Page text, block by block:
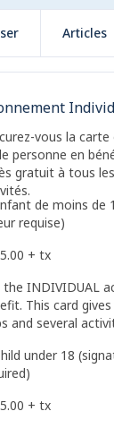
Articles
vous la carte
personne en
gratuit à tous
de moins de
requise)
+ tx
the INDIVIDUAL
This card
and several
under 18
+ tx